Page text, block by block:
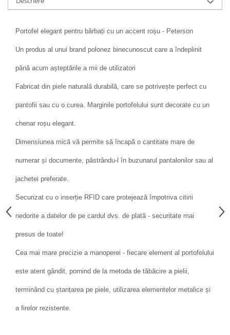
Portofel elegant pentru bărbați cu un accent roșu - Peterson
Un produs al unui brand polonez binecunoscut care a îndeplinit
până acum așteptările a mii de utilizatori
Fabricat din piele naturală durabilă, care se potrivește perfect cu
pantofii sau cu o curea. Marginile portofelului sunt decorate cu un
chenar roșu elegant.
Dimensiunea mică vă permite să încapă o cantitate mare de
numerar și documente, păstrându-l în buzunarul pantalonilor sau al
jachetei preferate.
Securizat cu o inserție RFID care protejează împotriva citirii
nedorite a datelor de pe cardul dvs. de plată - securitate mai
presus de toate!
Cea mai mare precizie a manoperei - fiecare element al portofelului
este atent gândit, pornind de la metoda de tăbăcire a pielii,
terminând cu ștanțarea pe piele, utilizarea elementelor metalice și
a firelor rezistente.